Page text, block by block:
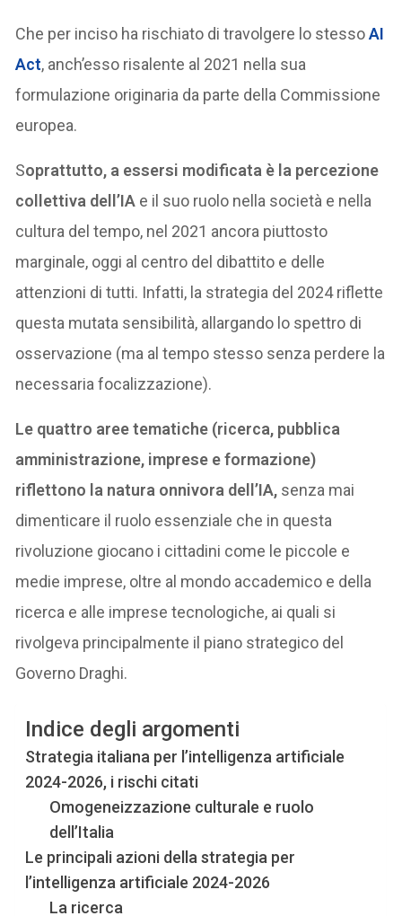
Che per inciso ha rischiato di travolgere lo stessoAI
Act, anch’esso risalente al 2021 nella sua
formulazione originaria da parte della Commissione
europea.
Soprattutto, a essersi modificata è la percezione
collettiva dell’IA e il suo ruolo nella società e nella
cultura del tempo, nel 2021 ancora piuttosto
marginale, oggi al centro del dibattito e delle
attenzioni di tutti. Infatti, la strategia del 2024 riflette
questa mutata sensibilità, allargando lo spettro di
osservazione (ma al tempo stesso senza perdere la
necessaria focalizzazione).
Le quattro aree tematiche (ricerca, pubblica
amministrazione, imprese e formazione)
riflettono la natura onnivora dell’IA, senza mai
dimenticare il ruolo essenziale che in questa
rivoluzione giocano i cittadini come le piccole e
medie imprese, oltre al mondo accademico e della
ricerca e alle imprese tecnologiche, ai quali si
rivolgeva principalmente il piano strategico del
Governo Draghi.
Indice degli argomenti
Strategia italiana per l’intelligenza artificiale
2024-2026, i rischi citati
Omogeneizzazione culturale e ruolo
dell’Italia
Le principali azioni della strategia per
l’intelligenza artificiale 2024-2026
La ricerca